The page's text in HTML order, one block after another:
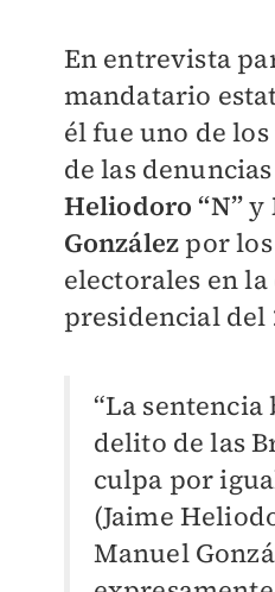
En entrevista
mandatario
él fue uno de
de las
Heliodoro “N”y
González por
electorales en
presidencial del
“La sentencia
delito de las
culpa por
(Jaime
Manuel